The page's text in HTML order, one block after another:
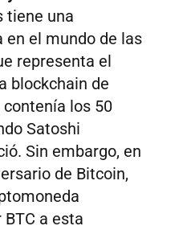
tiene una
el mundo de las
representa el
blockchain de
los 50
Satoshi
Sin embargo, en
de Bitcoin,
a esta